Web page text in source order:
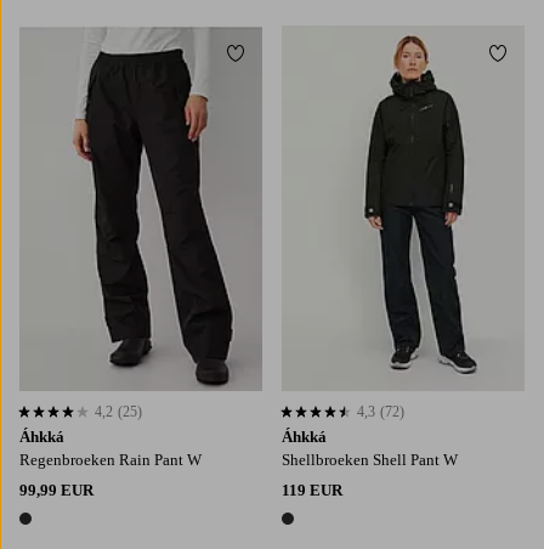
Áhkká
Regenbroeken Rain Pant W
99,99 EUR
1 kleur
4,2 op basis van 25 beoordelingen
4,2 (25)
Toevoegen aan favorieten
Áhkká
Shellbroeken Shell Pant W
119 EUR
1 kleur
4,3 op basis van 72 beoordelingen
4,3 (72)